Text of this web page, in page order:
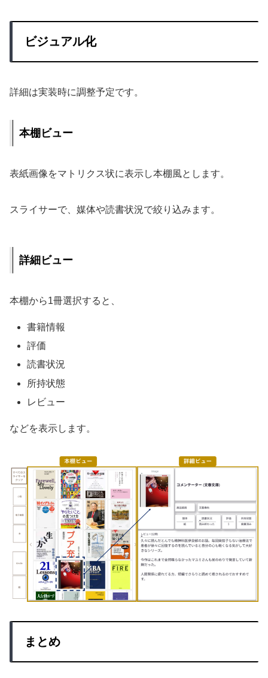
ビジュアル化
詳細は実装時に調整予定です。
本棚ビュー
表紙画像をマトリクス状に表示し本棚風とします。
スライサーで、媒体や読書状況で絞り込みます。
詳細ビュー
本棚から1冊選択すると、
書籍情報
評価
読書状況
所持状態
レビュー
などを表示します。
まとめ